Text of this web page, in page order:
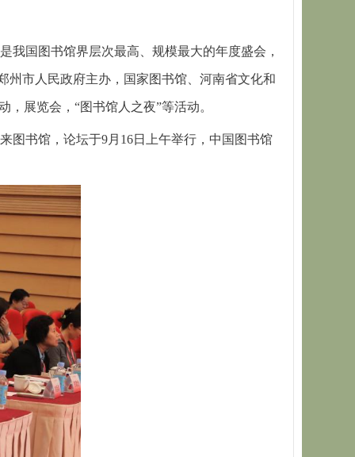
我国图书馆界层次最高、规模最大的年度盛会，
州市人民政府主办，国家图书馆、河南省文化和
展览会，“图书馆人之夜”等活动。
图书馆，论坛于9月16日上午举行，中国图书馆